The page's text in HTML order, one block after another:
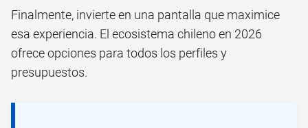
Finalmente, invierte en una pantalla que maximice
esa experiencia. El ecosistema chileno en 2026
ofrece opciones para todos los perfiles y
presupuestos.